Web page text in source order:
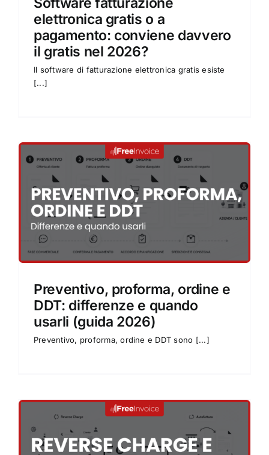
Risorse
elettronica gratis o a
pagamento: conviene davvero
il gratis nel 2026?
Il software di fatturazione elettronica gratis esiste
[...]
Preventivo, proforma, ordine e
DDT: differenze e quando
usarli (guida 2026)
Preventivo, proforma, ordine e DDT sono [...]